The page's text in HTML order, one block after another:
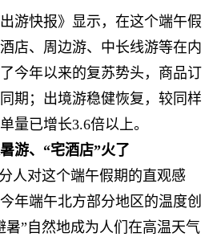
出游快报》显示，在这个端午假
店、周边游、中长线游等在内
今年以来的复苏势头，商品订
期；出境游稳健恢复，较同样
量已增长3.6倍以上。
游、“宅酒店”火了
人对这个端午假期的直观感
年端午北方部分地区的温度创
暑”自然地成为人们在高温天气